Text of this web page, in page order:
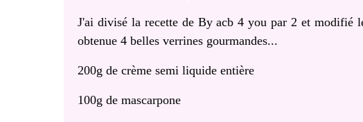
J'ai divisé la recette de By acb 4 you par 2 et modifié
obtenue 4 belles verrines gourmandes...
200g de crème semi liquide entière
100g de mascarpone